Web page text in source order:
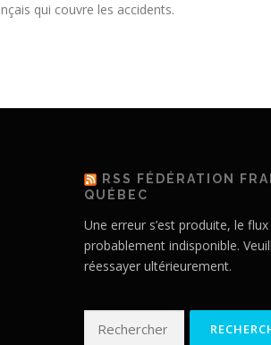
qui couvre les accidents.
RSS FÉDÉRATION
QUÉBEC
Une erreur s’est produite, le
probablement indisponible.
réessayer ultérieurement.